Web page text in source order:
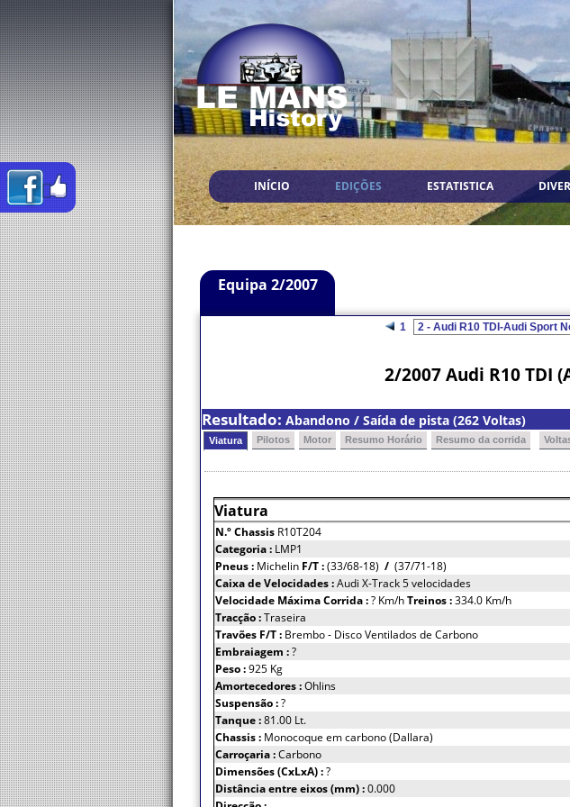
INÍCIO EDIÇÕES ESTATISTICA
Equipa 2/2007
1
2/2007 Audi R10 TDI
Resultado: Abandono / Saída de pista (262 Voltas)
Viatura Pilotos Motor Resumo Horário Resumo da corrida
Viatura
N.º Chassis R10T204
Categoria : LMP1
Pneus : Michelin F/T :(33/68-18) / (37/71-18)
Caixa de Velocidades :Audi X-Track 5 velocidades
Velocidade Máxima Corrida :? Km/hTreinos :334.0 Km/h
Tracção :Traseira
Travões F/T : Brembo - Disco Ventilados de Carbono
Embraiagem :?
Peso :925 Kg
Amortecedores :Ohlins
Suspensão :?
Tanque :81.00 Lt.
Chassis : Monocoque em carbono (Dallara)
Carroçaria :Carbono
Dimensões (CxLxA) :?
Distância entre eixos (mm) :0.000